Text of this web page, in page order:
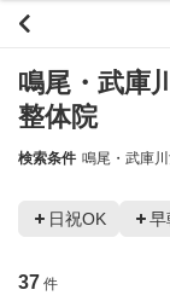
鳴尾・武庫
整体院
検索条件 鳴尾・武庫
日祝OK 早
37 件